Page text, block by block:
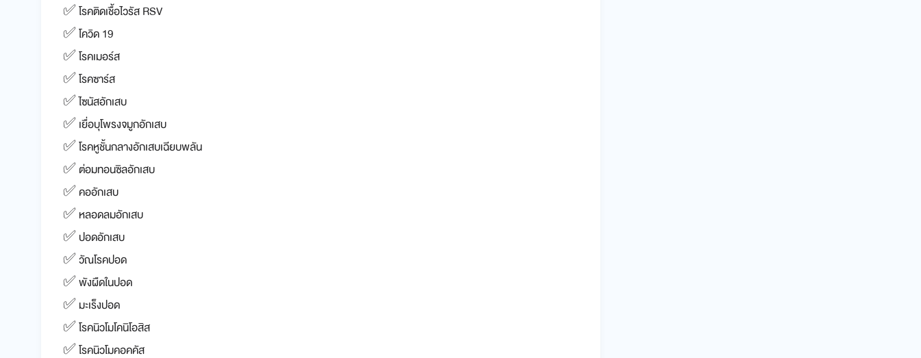
✅ โรคติดเชื้อไวรัส RSV
✅ โควิด 19
✅ โรคเมอร์ส
✅ โรคซาร์ส
✅ ไซนัสอักเสบ
✅ เยื่อบุโพรงจมูกอักเสบ
✅ โรคหูชั้นกลางอักเสบเฉียบพลัน
✅ ต่อมทอนซิลอักเสบ
✅ คออักเสบ
✅ หลอดลมอักเสบ
✅ ปอดอักเสบ
✅ วัณโรคปอด
✅ พังผืดในปอด
✅ มะเร็งปอด
✅ โรคนิวโมโคนิโอสิส
✅ โรคนิวโมคอคคัส